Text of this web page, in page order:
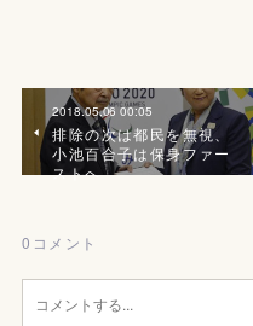
2018.05.06 00:05
排除の次は都民を無視、
小池百合子は保身ファー
ストへ
0 コメント